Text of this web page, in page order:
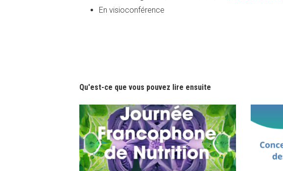
En visioconférence
Qu'est-ce que vous pouvez lire ensuite